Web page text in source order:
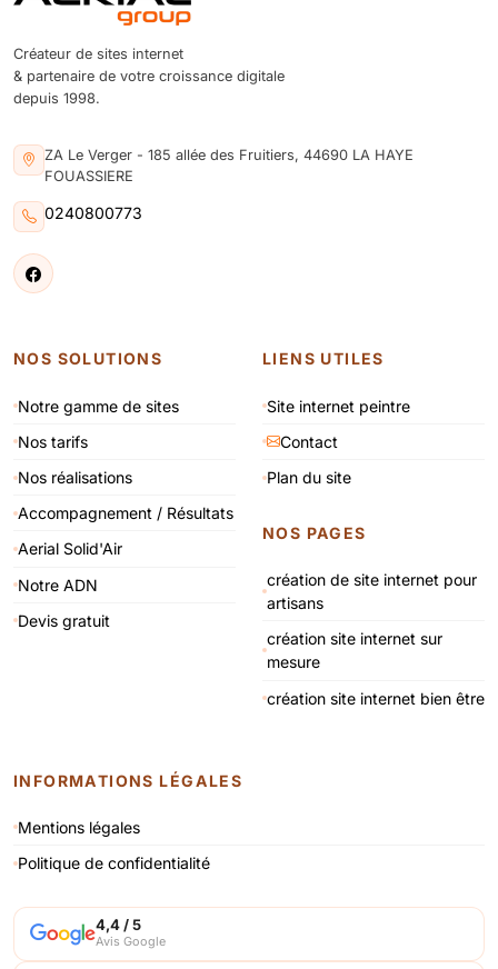
Créateur de sites internet
& partenaire de votre croissance digitale
depuis 1998.
ZA Le Verger - 185 allée des Fruitiers, 44690 LA HAYE
FOUASSIERE
0240800773
NOS SOLUTIONS
Notre gamme de sites
Nos tarifs
Nos réalisations
Accompagnement / Résultats
Aerial Solid'Air
Notre ADN
Devis gratuit
LIENS UTILES
Site internet peintre
Contact
Plan du site
NOS PAGES
création de site internet pour
artisans
création site internet sur
mesure
création site internet bien être
INFORMATIONS LÉGALES
Mentions légales
Politique de confidentialité
4,4 / 5
Avis Google